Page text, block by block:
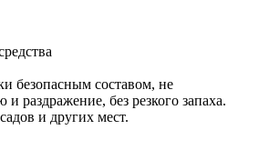
безопасным составом, не
раздражение, без резкого запаха.
и других мест.